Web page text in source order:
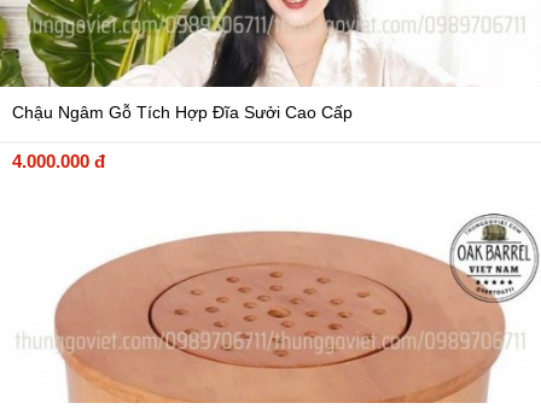
Chậu Ngâm Gỗ Tích Hợp Đĩa Sưởi Cao Cấp
4.000.000 đ